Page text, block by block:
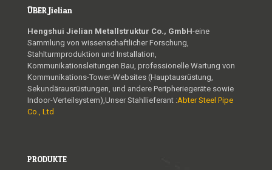
ÜBER Jielian
Hengshui Jielian Metallstruktur Co., GmbH-eine
Sammlung von wissenschaftlicher Forschung,
Stahlturmproduktion und Installation,
Kommunikationsleitungen Bau, professionelle Wartung von
Kommunikations-Tower-Websites (Hauptausrüstung,
Sekundärausrüstungen, und andere Peripheriegeräte sowie
Indoor-Verteilsystem),Unser Stahllieferant :Abter Steel Pipe
Co., Ltd
PRODUKTE